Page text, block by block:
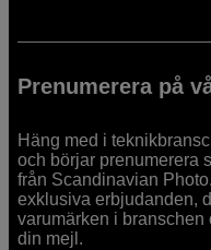
Prenumerera på
Häng med i
och börjar prenumerera
från Scandinavian
exklusiva erbjudanden,
varumärken i branschen
din mejl.